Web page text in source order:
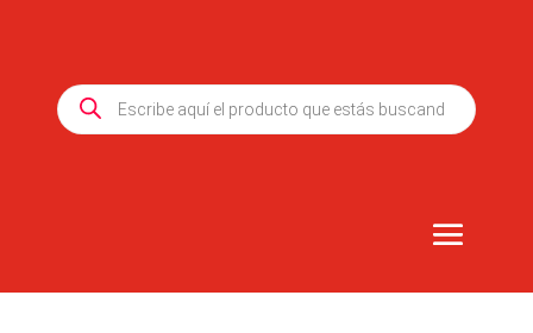
Products
search